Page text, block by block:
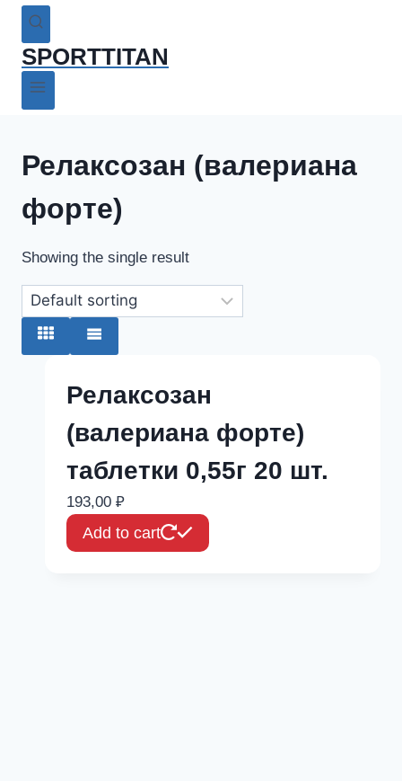
SPORTTITAN
Релаксозан (валериана
форте)
Showing the single result
Релаксозан
(валериана форте)
таблетки 0,55г 20 шт.
193,00 ₽
Add to cart